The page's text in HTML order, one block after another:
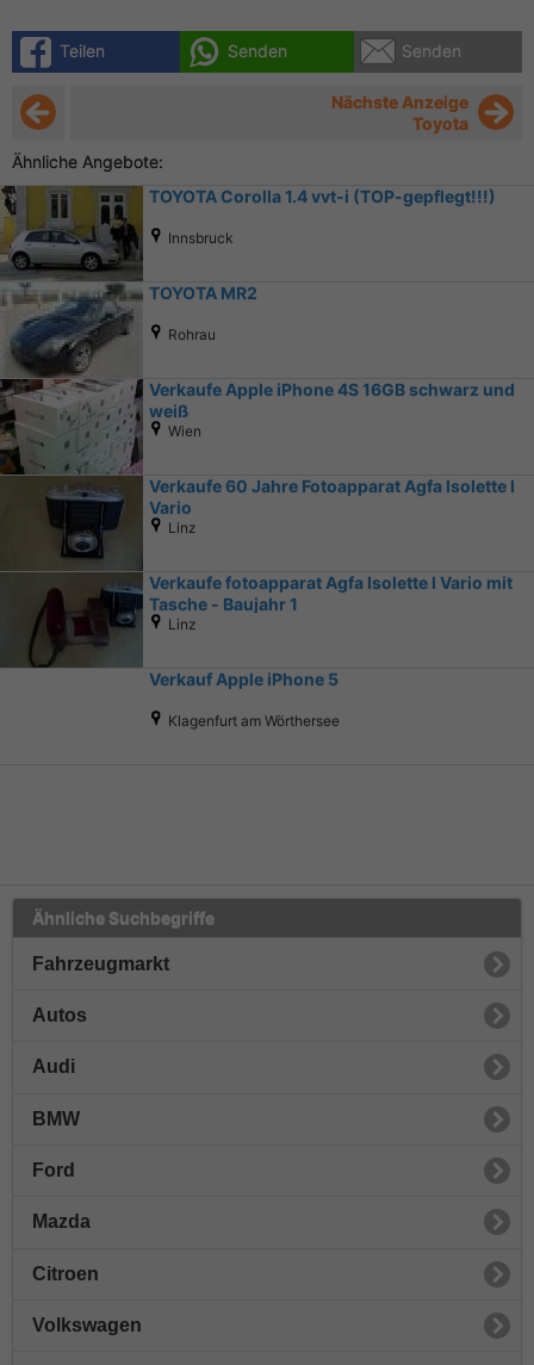
Teilen Senden Senden
Nächste Anzeige
Toyota
Ähnliche Angebote:
TOYOTA Corolla 1.4 vvt-i (TOP-gepflegt!!!)
Innsbruck
TOYOTA MR2
Rohrau
Verkaufe Apple iPhone 4S 16GB schwarz und
weiß
Wien
Verkaufe 60 Jahre Fotoapparat Agfa Isolette I
Vario
Linz
Verkaufe fotoapparat Agfa Isolette I Vario mit
Tasche - Baujahr 1
Linz
Verkauf Apple iPhone 5
Klagenfurt am Wörthersee
Ähnliche Suchbegriffe
Fahrzeugmarkt
Autos
Audi
BMW
Ford
Mazda
Citroen
Volkswagen